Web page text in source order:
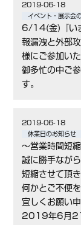
2019-06-18
イベント・展示会
6/14(金)『い
報漏洩と外部
様にご参加い
御多忙の中ご
す。
2019-06-18
休業日のお知らせ
〜営業時間短
誠に勝手なが
短縮させて頂き
何かとご不便
宜しくお願い
2019年6月21